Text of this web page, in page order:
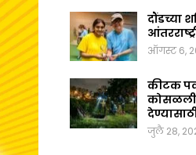
दौंडच्या
ऑगस्ट 6,
कीटक
कोसळली
जुलै 28,